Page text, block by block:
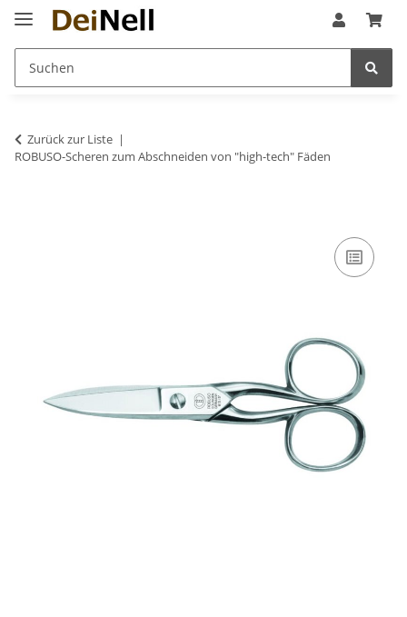
Zurück zur Liste
ROBUSO-Scheren zum Abschneiden von "high-tech" Fäden